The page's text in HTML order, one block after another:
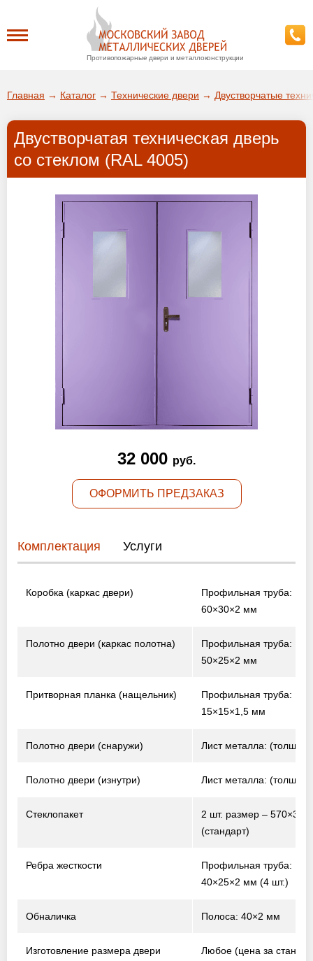
Противопожарные двери и металлоконструкции
ДА!
ВЫБРАТЬ ДРУГОЙ ГОРОД
О заводе
Доставка
Покупателям
ЗАПРОСИТЬ РАСЧЕТ
+7 (495) 767-19-79
Закажите звонок
Москва и вся область!
Работаем без выходных!
Главная → Каталог → Технические двери → Двустворчатые
Двустворчатая техническая дверь
со стеклом (RAL 4005)
32 000 руб.
ОФОРМИТЬ ПРЕДЗАКАЗ
Комплектация Услуги
Коробка (каркас двери)
Профильная труба:
60×30×2 мм
Полотно двери (каркас полотна)
Профильная труба:
50×25×2 мм
Притворная планка (нащельник)
Профильная труба:
15×15×1,5 мм
Полотно двери (снаружи) Лист металла:
Полотно двери (изнутри) Лист металла:
Стеклопакет
2 шт. размер – 570×370
(стандарт)
Ребра жесткости
Профильная труба:
40×25×2 мм (4 шт.)
Обналичка Полоса: 40×2 мм
Изготовление размера двери
Любое (цена за